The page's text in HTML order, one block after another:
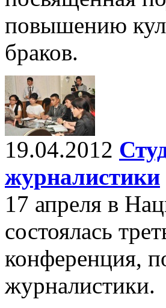
повышению
браков.
19.04.2012
журналистики
17 апреля в
состоялась
конференция,
журналистики.